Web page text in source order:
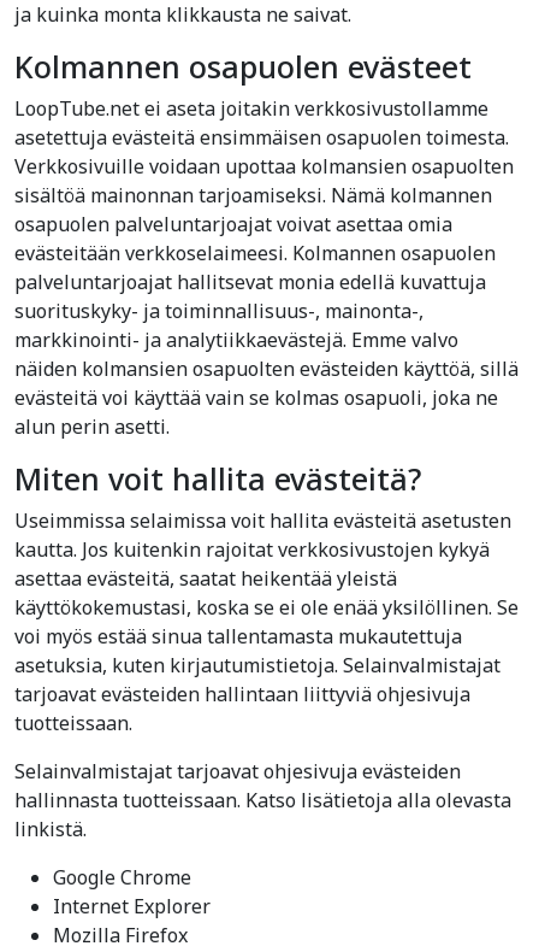
ja kuinka monta klikkausta ne saivat.
Kolmannen osapuolen evästeet
LoopTube.net ei aseta joitakin verkkosivustollamme
asetettuja evästeitä ensimmäisen osapuolen toimesta.
Verkkosivuille voidaan upottaa kolmansien osapuolten
sisältöä mainonnan tarjoamiseksi. Nämä kolmannen
osapuolen palveluntarjoajat voivat asettaa omia
evästeitään verkkoselaimeesi. Kolmannen osapuolen
palveluntarjoajat hallitsevat monia edellä kuvattuja
suorituskyky- ja toiminnallisuus-, mainonta-,
markkinointi- ja analytiikkaevästejä. Emme valvo
näiden kolmansien osapuolten evästeiden käyttöä, sillä
evästeitä voi käyttää vain se kolmas osapuoli, joka ne
alun perin asetti.
Miten voit hallita evästeitä?
Useimmissa selaimissa voit hallita evästeitä asetusten
kautta. Jos kuitenkin rajoitat verkkosivustojen kykyä
asettaa evästeitä, saatat heikentää yleistä
käyttökokemustasi, koska se ei ole enää yksilöllinen. Se
voi myös estää sinua tallentamasta mukautettuja
asetuksia, kuten kirjautumistietoja. Selainvalmistajat
tarjoavat evästeiden hallintaan liittyviä ohjesivuja
tuotteissaan.
Selainvalmistajat tarjoavat ohjesivuja evästeiden
hallinnasta tuotteissaan. Katso lisätietoja alla olevasta
linkistä.
Google Chrome
Internet Explorer
Mozilla Firefox